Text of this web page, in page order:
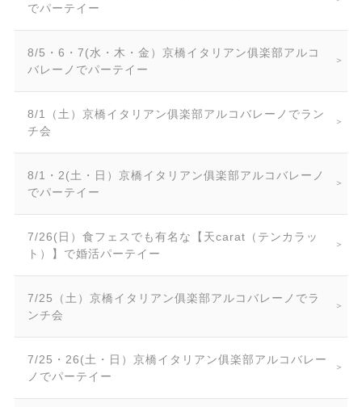
でパーテイー
8/5・6・7(水・木・金）京橋イタリアン俱楽部アルコ
バレーノでパーテイー
8/1（土）京橋イタリアン俱楽部アルコバレーノでラン
チ会
8/1・2(土・日）京橋イタリアン俱楽部アルコバレーノ
でパーテイー
7/26(日）食フェスでも有名な【天carat（テンカラッ
ト）】で婚活パーテイー
7/25（土）京橋イタリアン俱楽部アルコバレーノでラ
ンチ会
7/25・26(土・日）京橋イタリアン俱楽部アルコバレー
ノでパーテイー